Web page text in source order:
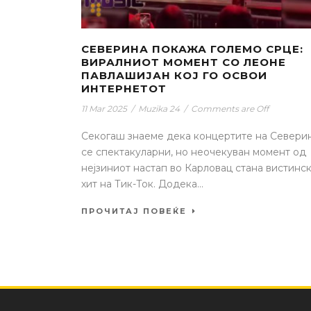
СЕВЕРИНА ПОКАЖА ГОЛЕМО СРЦЕ:
ВИРАЛНИОТ МОМЕНТ СО ЛЕОНЕ
ПАВЛАШИЈАН КОЈ ГО ОСВОИ
ИНТЕРНЕТОТ
11 Mar 2025 / Muzika 24 / Comments are Off
Секогаш знаеме дека концертите на
се спектакуларни, но неочекуван момент од
нејзиниот настап во Карловац стана
хит на Тик-Ток. Додека...
ПРОЧИТАЈ ПОВЕЌЕ